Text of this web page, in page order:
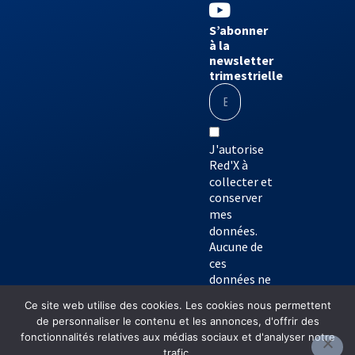
S’abonner
à la
newsletter
trimestrielle
J'autorise
Red'X à
collecter et
conserver
mes
données.
Aucune de
ces
données ne
transférées
à des tiers.
Ce site web utilise des cookies. Les cookies nous permettent
de personnaliser le contenu et les annonces, d'offrir des
fonctionnalités relatives aux médias sociaux et d'analyser notre